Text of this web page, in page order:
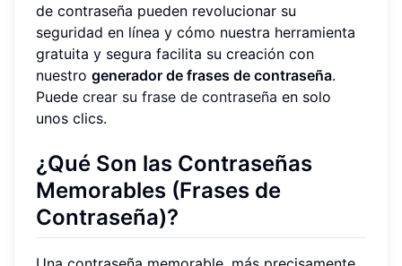
de contraseña pueden revolucionar su
seguridad en línea y cómo nuestra herramienta
gratuita y segura facilita su creación con
nuestro generador de frases de contraseña.
Puede crear su frase de contraseña en solo
unos clics.
¿Qué Son las Contraseñas
Memorables (Frases de
Contraseña)?